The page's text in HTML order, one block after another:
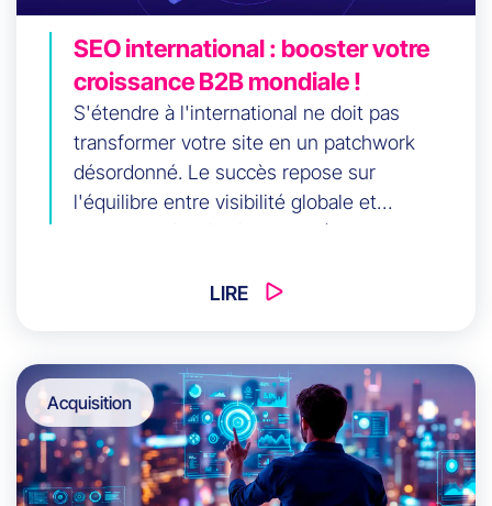
SEO international : booster votre
croissance B2B mondiale !
S'étendre à l'international ne doit pas
transformer votre site en un patchwork
désordonné. Le succès repose sur
l'équilibre entre visibilité globale et
pertinence locale. Apprenez à structurer vos
préserver la voix de votre marque et à
LIRE
Acquisition